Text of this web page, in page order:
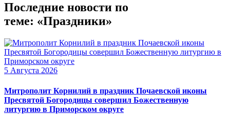
Последние новости по
теме: «Праздники»
5 Августа 2026
Митрополит Корнилий в праздник Почаевской иконы
Пресвятой Богородицы совершил Божественную
литургию в Приморском округе